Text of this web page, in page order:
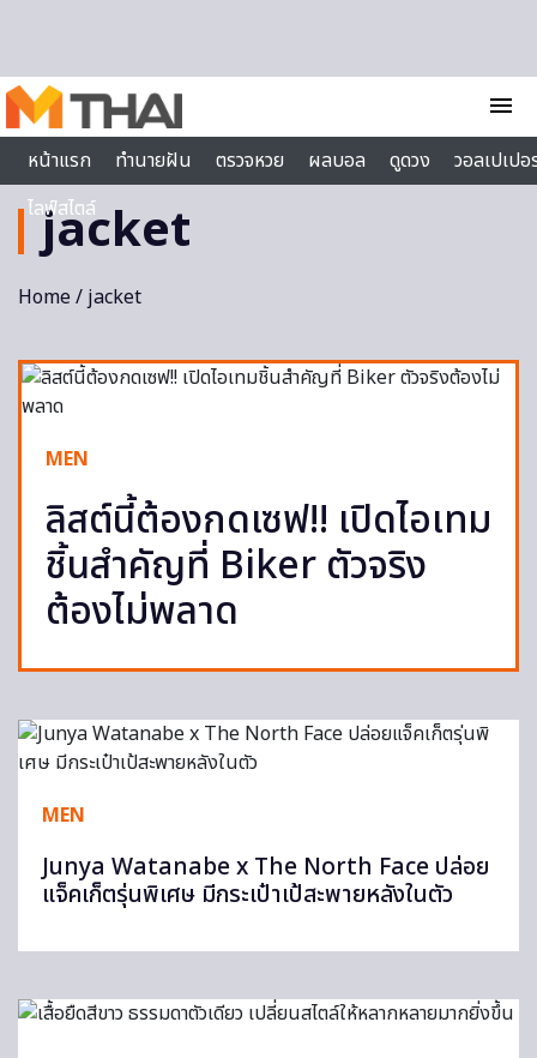
menu
หน้าแรก
ทำนายฝัน ตรวจหวย ผลบอล ดูดวง
วอลเปเป
ไลฟ์สไตล์
jacket
Home/ jacket
MEN
ลิสต์นี้ต้องกดเซฟ!! เปิดไอเทม
ชิ้นสำคัญที่ Biker ตัวจริง
ต้องไม่พลาด
MEN
Junya Watanabe x The North Face ปล่อย
แจ็คเก็ตรุ่นพิเศษ มีกระเป๋าเป้สะพายหลังในตัว